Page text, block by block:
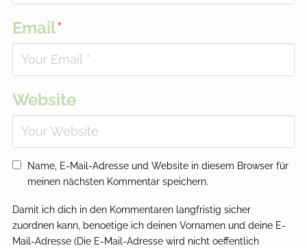
Email*
Website
Name, E-Mail-Adresse und Website in diesem Browser für
meinen nächsten Kommentar speichern.
Damit ich dich in den Kommentaren langfristig sicher
zuordnen kann, benoetige ich deinen Vornamen und deine E-
Mail-Adresse (Die E-Mail-Adresse wird nicht oeffentlich